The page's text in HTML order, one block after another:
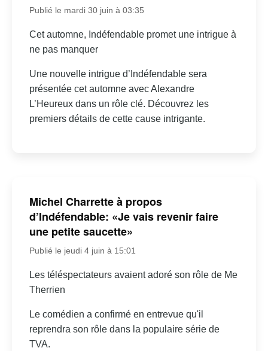
Publié le mardi 30 juin à 03:35
Cet automne, Indéfendable promet une intrigue à
ne pas manquer
Une nouvelle intrigue d’Indéfendable sera
présentée cet automne avec Alexandre
L’Heureux dans un rôle clé. Découvrez les
premiers détails de cette cause intrigante.
Michel Charrette à propos
d’Indéfendable: «Je vais revenir faire
une petite saucette»
Publié le jeudi 4 juin à 15:01
Les téléspectateurs avaient adoré son rôle de Me
Therrien
Le comédien a confirmé en entrevue qu'il
reprendra son rôle dans la populaire série de
TVA.